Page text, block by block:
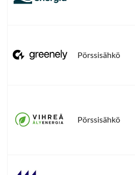
Pörssisähkö
Pörssisähkö